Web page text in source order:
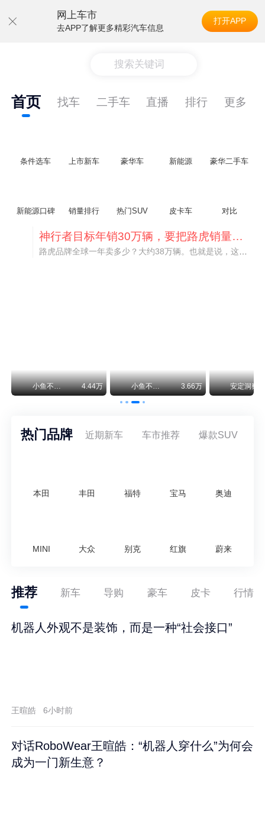
网上车市
去APP了解更多精彩汽车信息
打开APP
搜索关键词
首页 找车 二手车 直播 排行 更多
条件选车 上市新车 豪华车 新能源 豪华二手车
新能源口碑 销量排行 热门SUV 皮卡车 对比
神行者目标年销30万辆，要把路虎销量翻倍
小鱼不刹车 4.44万 小鱼不刹车 3.66万 安定洞察
热门品牌 近期新车 车市推荐 爆款SUV
本田 丰田 福特 宝马 奥迪
MINI 大众 别克 红旗 蔚来
推荐 新车 导购 豪车 皮卡 行情
机器人外观不是装饰，而是一种“社会接口”
王暄皓 6小时前
对话RoboWear王暄皓：“机器人穿什么”为何会
成为一门新生意？